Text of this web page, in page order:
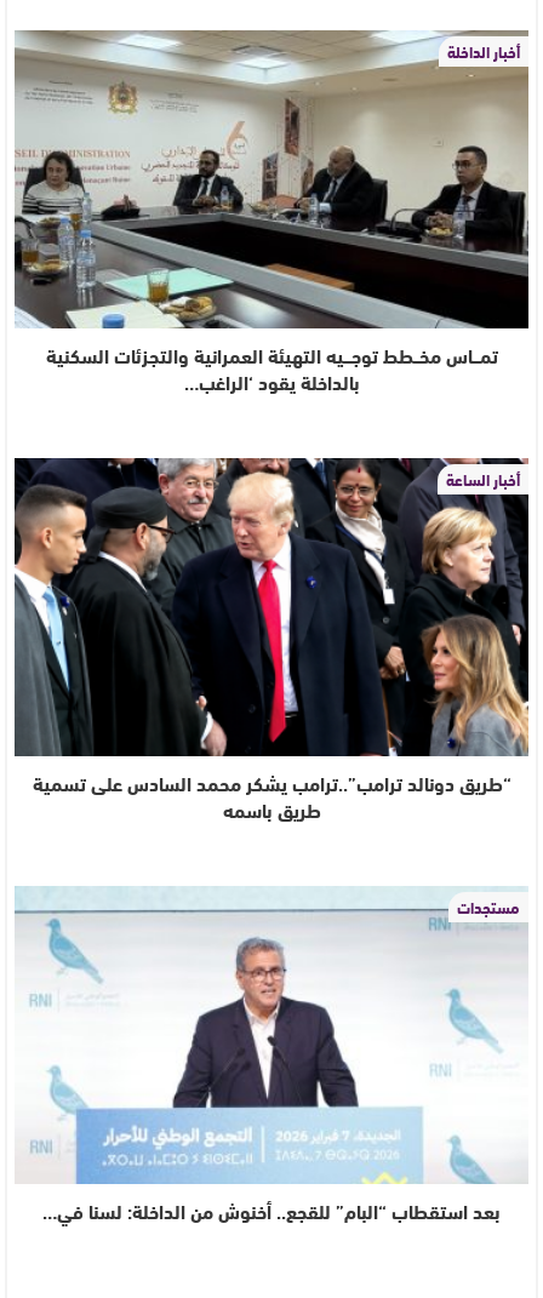
أخبار الداخلة
تمـــاس مخــطط توجـــيه التهيئة العمرانية والتجزئات السكنية
بالداخلة يقود ‘الراغب…
أخبار الساعة
“طريق دونالد ترامب”..ترامب يشكر محمد السادس على تسمية
طريق باسمه
مستجدات
بعد استقطاب “البام” للقجع.. أخنوش من الداخلة: لسنا في…